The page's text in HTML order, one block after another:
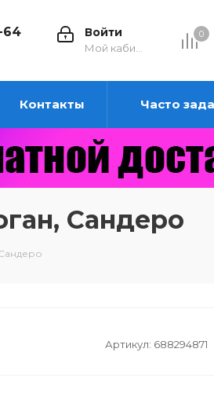
0
Войти
64
Контакты Часто
Сандеро
Артикул: 688294871